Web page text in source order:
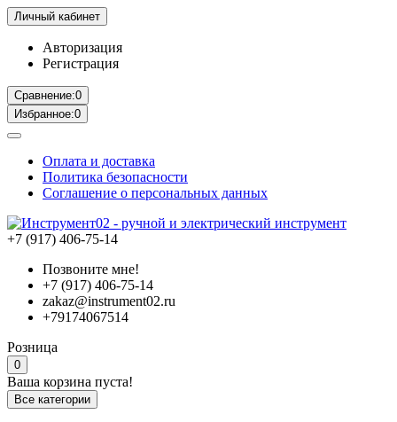
Личный кабинет
Авторизация
Регистрация
Сравнение:0
Избранное:0
Оплата и доставка
Политика безопасности
Соглашение о персональных данных
+7 (917) 406-75-14
Позвоните мне!
+7 (917) 406-75-14
zakaz@instrument02.ru
+79174067514
Розница
0
Ваша корзина пуста!
Все категории